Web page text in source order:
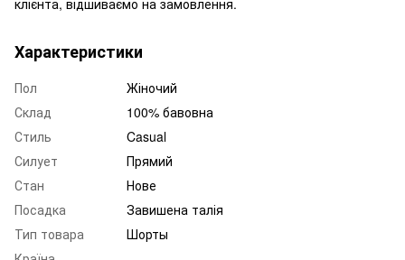
клієнта, відшиваємо на замовлення.
Характеристики
Пол
Жіночий
Склад
100% бавовна
Стиль
Casual
Силует
Прямий
Стан
Нове
Посадка
Завишена талія
Тип товара
Шорты